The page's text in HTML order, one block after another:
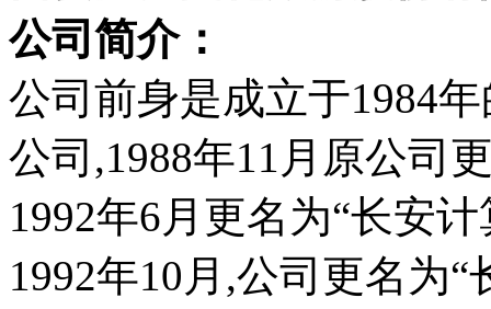
公司简介：
公司前身是成立于1984
公司,1988年11月原公司
1992年6月更名为“长安
1992年10月,公司更名为